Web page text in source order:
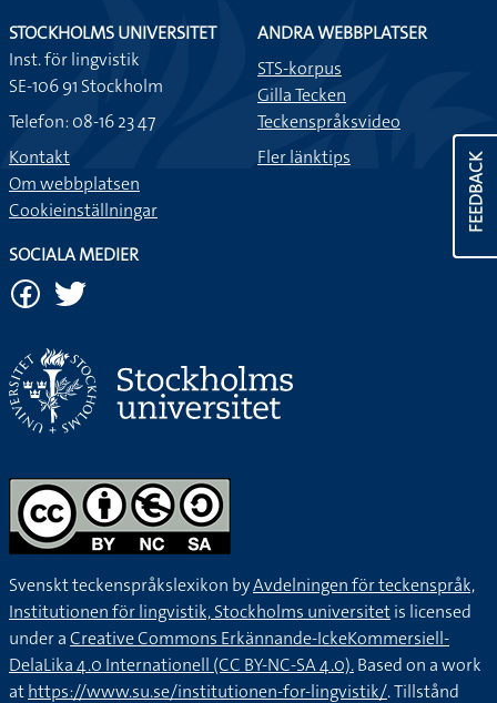
FEEDBACK
STOCKHOLMS UNIVERSITET
Inst. för lingvistik
SE-106 91 Stockholm
Telefon: 08-16 23 47
Kontakt
Om webbplatsen
Cookieinställningar
ANDRA WEBBPLATSER
STS-korpus
Gilla Tecken
Teckenspråksvideo
Fler länktips
SOCIALA MEDIER
Svenskt teckenspråkslexikon byAvdelningen för teckenspråk,
Institutionen för lingvistik, Stockholms universitetis licensed
under aCreative Commons Erkännande-IckeKommersiell-
DelaLika 4.0 Internationell (CC BY-NC-SA 4.0).Based on a work
athttps://www.su.se/institutionen-for-lingvistik/. Tillstånd